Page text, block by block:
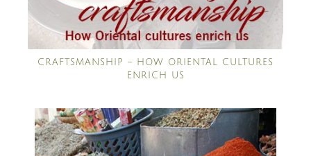
CRAFTSMANSHIP – HOW ORIENTAL CULTURES
ENRICH US